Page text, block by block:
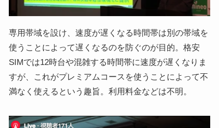
専用帯域を設け、速度が遅くなる時間帯は別の帯域を
使うことによって遅くなるのを防ぐのが目的。格安
SIMでは12時台や混雑する時間帯に速度が遅くなりま
すが、これがプレミアムコースを使うことによって不
満なく使えるという趣旨。利用料金などは不明。